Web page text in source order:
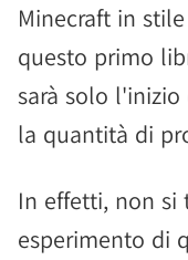
Minecraft in
questo primo
sarà solo l'inizio
la quantità di
In effetti, non si
esperimento di